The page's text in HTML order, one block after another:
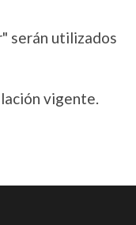
serán utilizados
vigente.